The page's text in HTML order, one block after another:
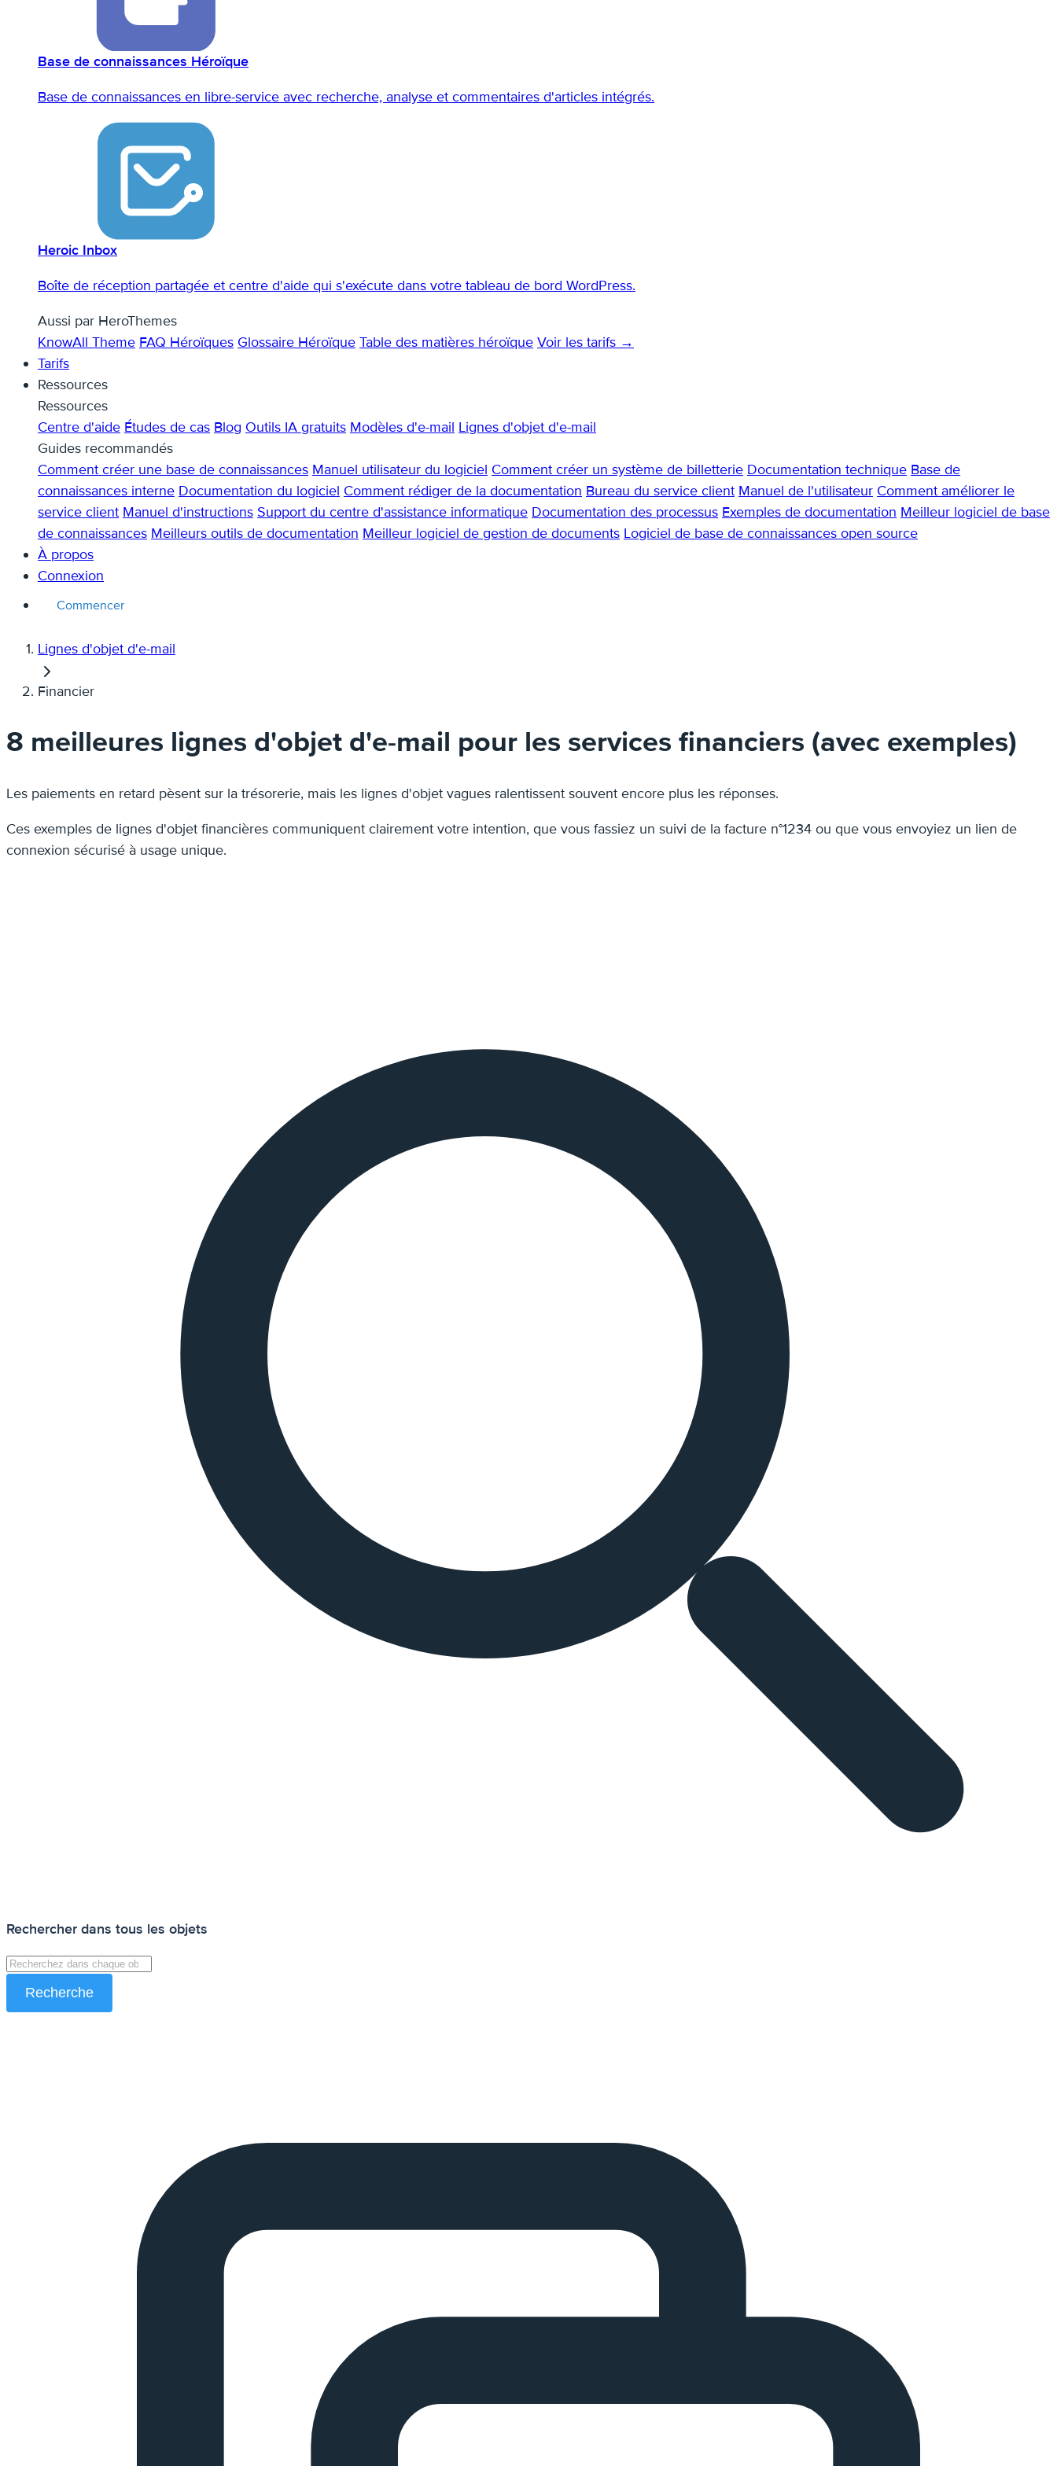
Base de connaissances Héroïque
Base de connaissances en libre-service avec recherche, analyse et commentaires d'articles intégrés.
Heroic Inbox
Boîte de réception partagée et centre d'aide qui s'exécute dans votre tableau de bord WordPress.
Aussi par HeroThemes
KnowAll Theme FAQ Héroïques Glossaire Héroïque Table des matières héroïque Voir les tarifs →
Tarifs
Ressources
Ressources
Centre d'aide Études de cas Blog Outils IA gratuits Modèles d'e-mail Lignes d'objet d'e-mail
Guides recommandés
Comment créer une base de connaissances Manuel utilisateur du logiciel Comment créer un système de billetterie Documentation technique Base de
connaissances interne Documentation du logiciel Comment rédiger de la documentation Bureau du service client Manuel de l'utilisateur Comment améliorer le
service client Manuel d'instructions Support du centre d'assistance informatique Documentation des processus Exemples de documentation Meilleur logiciel de base
de connaissances Meilleurs outils de documentation Meilleur logiciel de gestion de documents Logiciel de base de connaissances open source
À propos
Connexion
Commencer
Lignes d'objet d'e-mail
Financier
8 meilleures lignes d'objet d'e-mail pour les services financiers (avec exemples)
Les paiements en retard pèsent sur la trésorerie, mais les lignes d'objet vagues ralentissent souvent encore plus les réponses.
Ces exemples de lignes d'objet financières communiquent clairement votre intention, que vous fassiez un suivi de la facture n°1234 ou que vous envoyiez un lien de
connexion sécurisé à usage unique.
Rechercher dans tous les objets
Recherche